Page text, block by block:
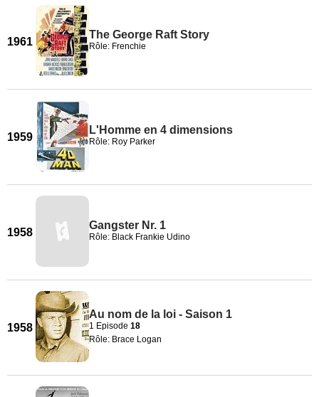
1961
The George Raft Story
Rôle: Frenchie
1959
L'Homme en 4 dimensions
Rôle: Roy Parker
1958
Gangster Nr. 1
Rôle: Black Frankie Udino
1958
Au nom de la loi - Saison 1
1 Episode 18
Rôle: Brace Logan